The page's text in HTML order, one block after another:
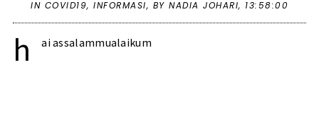
IN COVID19, INFORMASI, BY NADIA JOHARI, 13:58:00
h ai assalammualaikum